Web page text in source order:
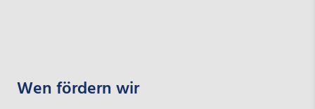
Wen fördern wir